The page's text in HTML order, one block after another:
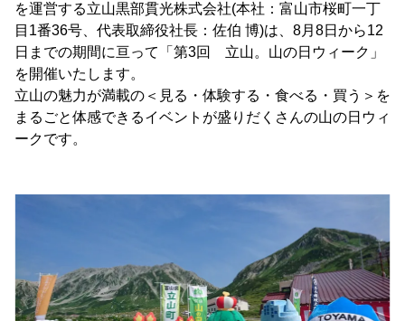
を運営する立山黒部貫光株式会社(本社：富山市桜町一丁
目1番36号、代表取締役社長：佐伯 博)は、8月8日から12
日までの期間に亘って「第3回 立山。山の日ウィーク」
を開催いたします。
立山の魅力が満載の＜見る・体験する・食べる・買う＞を
まるごと体感できるイベントが盛りだくさんの山の日ウィ
ークです。